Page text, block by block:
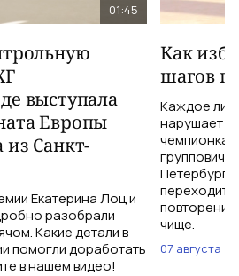
01:45
выступала
Европы
Санкт-
Екатерина Лоц и
разобрали
Какие детали в
помогли доработать
в нашем видео!
Как
шагов
Каждое
нарушает
чемпионка
повторений
чище.
07 августа